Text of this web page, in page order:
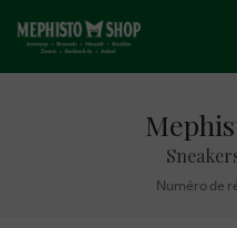
Numéro de